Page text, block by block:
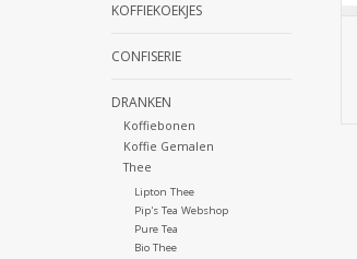
KOFFIEKOEKJES
CONFISERIE
DRANKEN
Koffiebonen
Koffie Gemalen
Thee
Lipton Thee
Pip's Tea Webshop
Pure Tea
Bio Thee